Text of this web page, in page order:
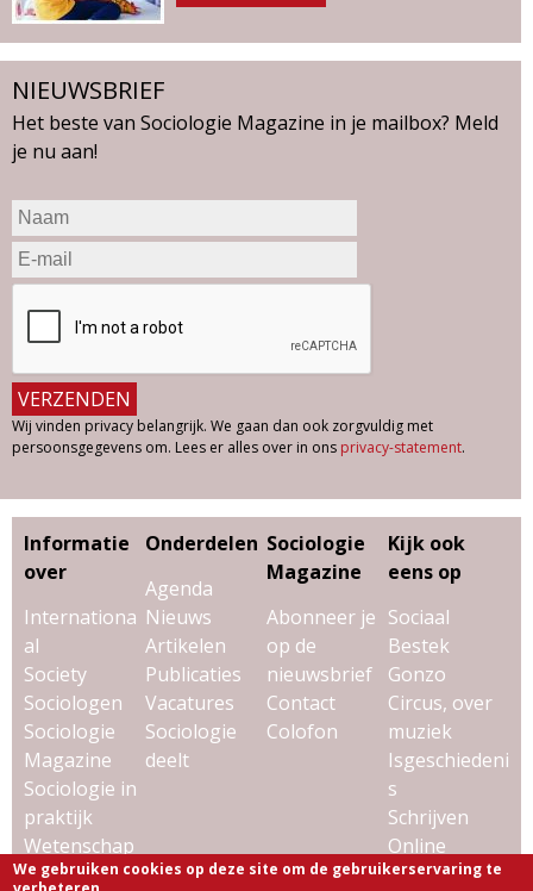
NIEUWSBRIEF
Het beste van Sociologie Magazine in je mailbox? Meld
je nu aan!
Wij vinden privacy belangrijk. We gaan dan ook zorgvuldig met
persoonsgegevens om. Lees er alles over in ons privacy-statement.
Informatie
over
Internationa
al
Society
Sociologen
Sociologie
Magazine
Sociologie in
praktijk
Wetenschap
& sociologie
Onderdelen
Agenda
Nieuws
Artikelen
Publicaties
Vacatures
Sociologie
deelt
Sociologie
Magazine
Abonneer je
op de
nieuwsbrief
Contact
Colofon
Kijk ook
eens op
Sociaal
Bestek
Gonzo
Circus, over
muziek
Isgeschiedeni
s
Schrijven
Online
Uitgeverij
We gebruiken cookies op deze site om de gebruikerservaring te